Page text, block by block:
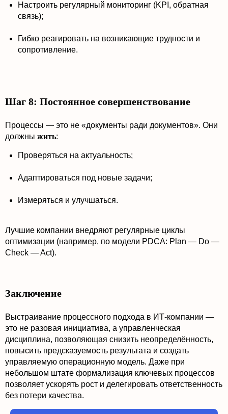
Настроить регулярный мониторинг (KPI, обратная
связь);
Гибко реагировать на возникающие трудности и
сопротивление.
Шаг 8: Постоянное совершенствование
Процессы — это не «документы ради документов». Они
должны жить:
Проверяться на актуальность;
Адаптироваться под новые задачи;
Измеряться и улучшаться.
Лучшие компании внедряют регулярные циклы
оптимизации (например, по модели PDCA: Plan — Do —
Check — Act).
Заключение
Выстраивание процессного подхода в ИТ-компании —
это не разовая инициатива, а управленческая
дисциплина, позволяющая снизить неопределённость,
повысить предсказуемость результата и создать
управляемую операционную модель. Даже при
небольшом штате формализация ключевых процессов
позволяет ускорять рост и делегировать ответственность
без потери качества.